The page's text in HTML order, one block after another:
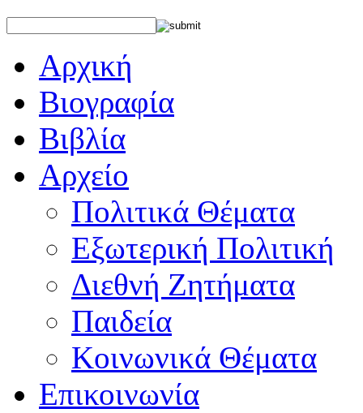
Αρχική
Βιογραφία
Βιβλία
Αρχείο
Πολιτικά Θέματα
Εξωτερική Πολιτική
Διεθνή Ζητήματα
Παιδεία
Κοινωνικά Θέματα
Επικοινωνία